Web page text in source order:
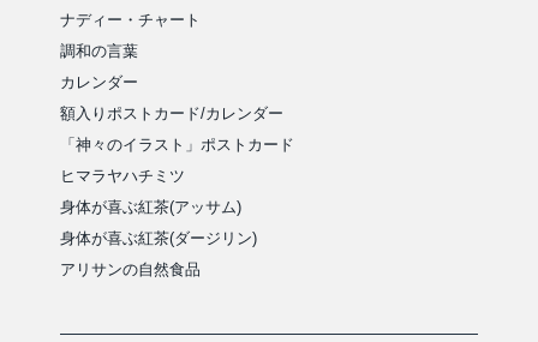
ナディー・チャート
調和の言葉
カレンダー
額入りポストカード/カレンダー
「神々のイラスト」ポストカード
ヒマラヤハチミツ
身体が喜ぶ紅茶(アッサム)
身体が喜ぶ紅茶(ダージリン)
アリサンの自然食品